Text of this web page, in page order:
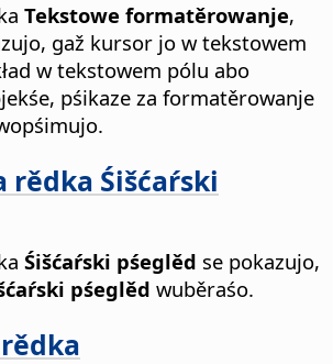
Tekstowe formatěrowanje,
gaž kursor jo w tekstowem
w tekstowem pólu abo
pśikaze za formatěrowanje
rědka Śišćaŕski
Śišćaŕski pśeglěd se pokazujo,
pśeglěd wuběraśo.